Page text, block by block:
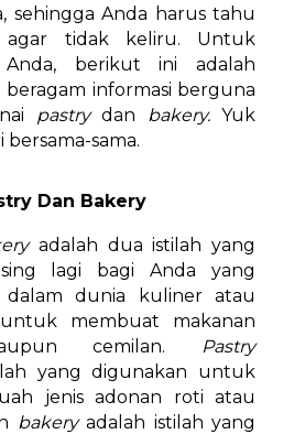
sehingga Anda harus tahu
agar tidak keliru. Untuk
Anda, berikut ini adalah
informasi berguna
pastrydan bakery.Yuk
sama.
Dan Bakery
adalah dua istilah yang
lagi bagi Anda yang
dalam dunia kuliner atau
membuat makanan
cemilan.
Pastry
yang digunakan untuk
jenis adonan roti atau
bakeryadalah istilah yang